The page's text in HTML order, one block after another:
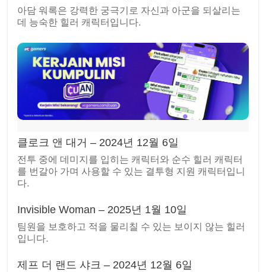
아담 워록은 강력한 궁극기로 자신과 아군을 되살리는
데 능숙한 힐러 캐릭터입니다.
클로크 앤 대거 – 2024년 12월 6일
전투 중에 데미지를 입히는 캐릭터와 순수 힐러 캐릭터
를 번갈아 가며 사용할 수 있는 결투형 지원 캐릭터입니
다.
Invisible Woman – 2025년 1월 10일
팀원을 보호하고 적을 물리칠 수 있는 보이지 않는 힐러
입니다.
제프 더 랜드 샤크 – 2024년 12월 6일